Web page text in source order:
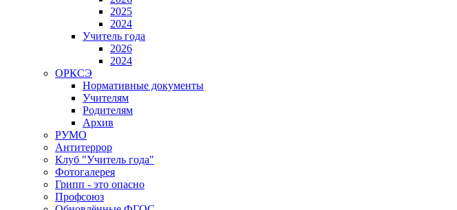
2025
2024
Учитель года
2026
2024
ОРКСЭ
Нормативные документы
Учителям
Родителям
Архив
РУМО
Антитеррор
Клуб "Учитель года"
Фотогалерея
Грипп - это опасно
Профсоюз